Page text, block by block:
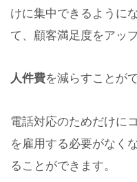
けに集中できるように
て、顧客満足度をアッ
人件費を減らすことが
電話対応のためだけに
を雇用する必要がなく
ることができます。